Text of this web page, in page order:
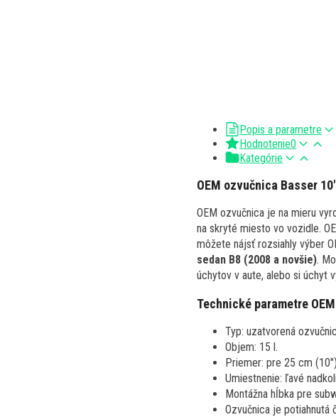
Popis a parametre
Hodnotenie0
Kategórie
OEM ozvučnica Basser
OEM ozvučnica je na mieru
na skryté miesto vo vozidle.
môžete nájsť rozsiahly výber
sedan B8 (2008 a novšie).
úchytov v aute, alebo si úchyt
Technické parametre
Typ: uzatvorená
Objem: 15 l.
Priemer: pre 25 cm
Umiestnenie: ľavé
Montážna hĺbka pre
Ozvučnica je potiahnutá